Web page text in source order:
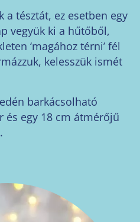
a tésztát, ez esetben egy
vegyük ki a hűtőből,
‘magához térni’ fél
kelesszük ismét
barkácsolható
egy 18 cm átmérőjű